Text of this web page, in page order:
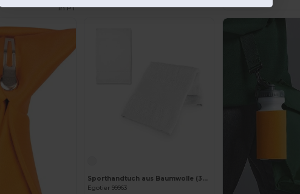
in PT
Sporthandtuch aus Baumwolle (380 g/m²)
Egotier 99963